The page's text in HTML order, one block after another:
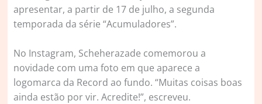
apresentar, a partir de 17 de julho, a segunda
temporada da série “Acumuladores”.
No Instagram, Scheherazade comemorou a
novidade com uma foto em que aparece a
logomarca da Record ao fundo. “Muitas coisas boas
ainda estão por vir. Acredite!”, escreveu.